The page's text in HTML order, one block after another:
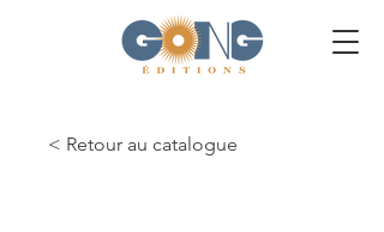
< Retour au catalogue